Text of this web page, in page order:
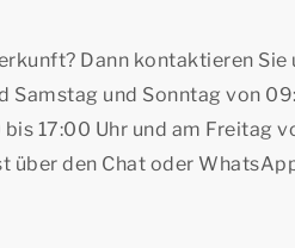
Dann kontaktieren Sie
und Sonntag von
17:00 Uhr und am Freitag
über den Chat oder